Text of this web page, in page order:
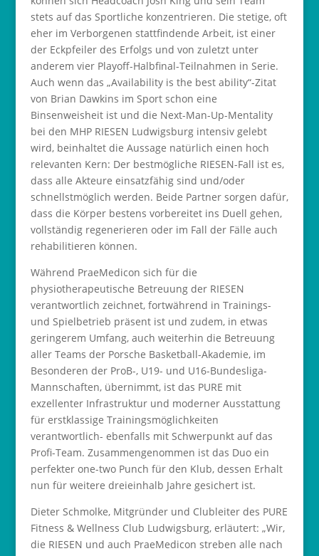
stets auf das Sportliche konzentrieren. Die stetige, oft
eher im Verborgenen stattfindende Arbeit, ist einer
der Eckpfeiler des Erfolgs und von zuletzt unter
anderem vier Playoff-Halbfinal-Teilnahmen in Serie.
Auch wenn das „Availability is the best ability“-Zitat
von Brian Dawkins im Sport schon eine
Binsenweisheit ist und die Next-Man-Up-Mentality
bei den MHP RIESEN Ludwigsburg intensiv gelebt
wird, beinhaltet die Aussage natürlich einen hoch
relevanten Kern: Der bestmögliche RIESEN-Fall ist es,
dass alle Akteure einsatzfähig sind und/oder
schnellstmöglich werden. Beide Partner sorgen dafür,
dass die Körper bestens vorbereitet ins Duell gehen,
vollständig regenerieren oder im Fall der Fälle auch
rehabilitieren können.
Während PraeMedicon sich für die
physiotherapeutische Betreuung der RIESEN
verantwortlich zeichnet, fortwährend in Trainings-
und Spielbetrieb präsent ist und zudem, in etwas
geringerem Umfang, auch weiterhin die Betreuung
aller Teams der Porsche Basketball-Akademie, im
Besonderen der ProB-, U19- und U16-Bundesliga-
Mannschaften, übernimmt, ist das PURE mit
exzellenter Infrastruktur und moderner Ausstattung
für erstklassige Trainingsmöglichkeiten
verantwortlich- ebenfalls mit Schwerpunkt auf das
Profi-Team. Zusammengenommen ist das Duo ein
perfekter one-two Punch für den Klub, dessen Erhalt
nun für weitere dreieinhalb Jahre gesichert ist.
Dieter Schmolke, Mitgründer und Clubleiter des PURE
Fitness & Wellness Club Ludwigsburg, erläutert: „Wir,
die RIESEN und auch PraeMedicon streben alle nach